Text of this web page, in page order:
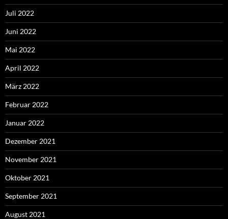
Juli 2022
Juni 2022
Mai 2022
April 2022
März 2022
Februar 2022
Januar 2022
Dezember 2021
November 2021
Oktober 2021
September 2021
August 2021